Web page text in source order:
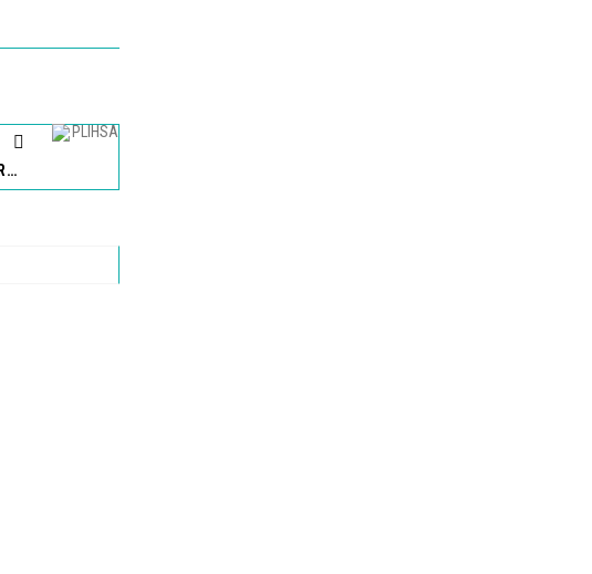
PLIHSA SE UNE A NEXTWAVE PLASTICS PARA COMBATIR LA CONTAMINACIÓN PLÁSTICA